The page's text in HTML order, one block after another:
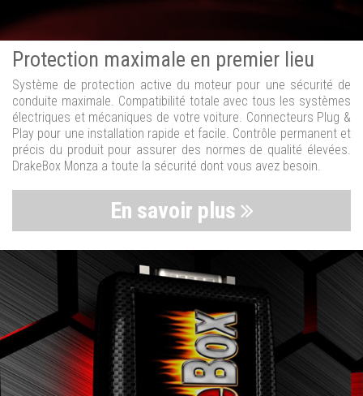
Protection maximale en premier lieu
Système de protection active du moteur pour une sécurité de
conduite maximale. Compatibilité totale avec tous les systèmes
électriques et mécaniques de votre voiture. Connecteurs Plug &
Play pour une installation rapide et facile. Contrôle permanent et
précis du produit pour assurer des normes de qualité élevées.
DrakeBox Monza a toute la sécurité dont vous avez besoin.
En savoir plus